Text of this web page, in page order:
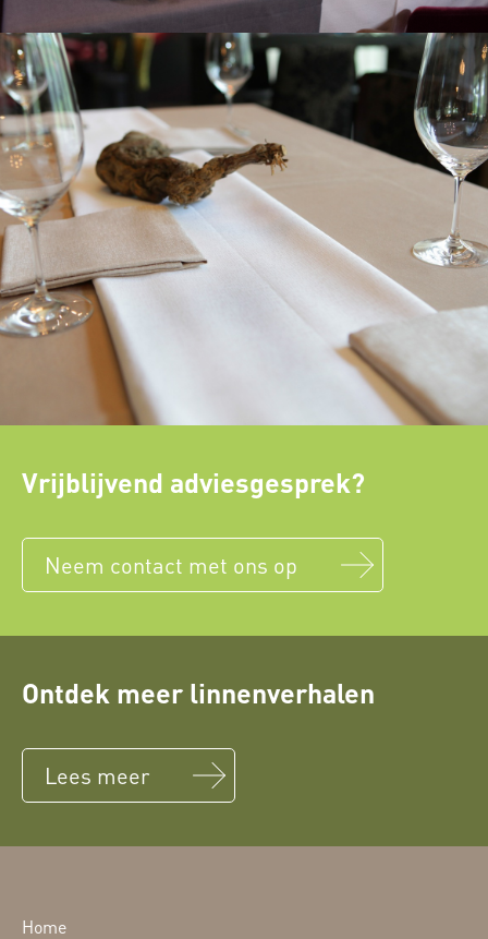
Vrijblijvend adviesgesprek?
Neem contact met ons op
Ontdek meer linnenverhalen
Lees meer
Home